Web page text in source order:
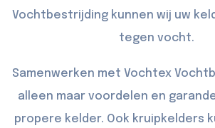
Vochtbestrijding kunnen wij uw
tegen vocht.
Samenwerken met Vochtex
alleen maar voordelen en
propere kelder. Ook kruipkelders